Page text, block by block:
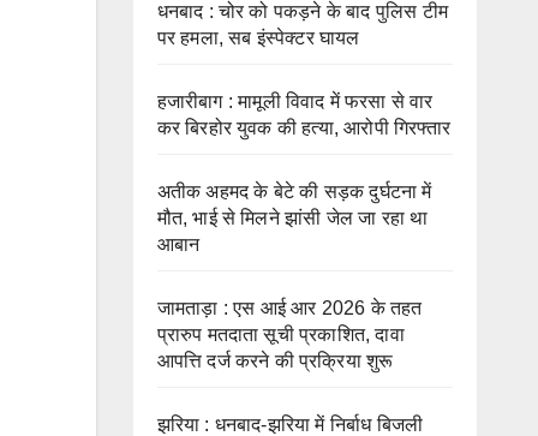
धनबाद : चोर को पकड़ने के बाद पुलिस टीम
पर हमला, सब इंस्पेक्टर घायल
हजारीबाग : मामूली विवाद में फरसा से वार
कर बिरहोर युवक की हत्या, आरोपी गिरफ्तार
अतीक अहमद के बेटे की सड़क दुर्घटना में
मौत, भाई से मिलने झांसी जेल जा रहा था
आबान
जामताड़ा : एस आई आर 2026 के तहत
प्रारुप मतदाता सूची प्रकाशित, दावा
आपत्ति दर्ज करने की प्रक्रिया शुरू
झरिया : धनबाद-झरिया में निर्बाध बिजली